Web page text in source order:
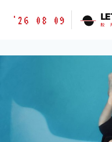
胶
味
'26 08 09 胶